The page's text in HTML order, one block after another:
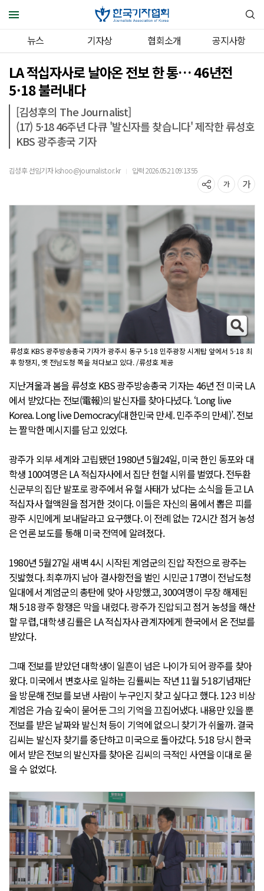
뉴스 기자상 협회소개 공지사항
LA 적십자사로 날아온 전보 한 통… 46년전
5·18 불러내다
[김성후의 The Journalist]
(17) 5·18 46주년 다큐 '발신자를 찾습니다' 제작한 류성호
KBS 광주총국 기자
김성후 선임기자 kshoo@journalist.or.kr ｜ 입력 2026.05.21 09:13:55
류성호 KBS 광주방송총국 기자가 광주시 동구 5·18 민주광장 시계탑 앞에서 5·18 최
후 항쟁지, 옛 전남도청 쪽을 쳐다보고 있다. /류성호 제공
지난겨울과 봄을 류성호 KBS 광주방송총국 기자는 46년 전 미국 LA
에서 받았다는 전보(電報)의 발신자를 찾아다녔다. ‘Long live
Korea. Long live Democracy(대한민국 만세. 민주주의 만세)’. 전보
는 짤막한 메시지를 담고 있었다.
광주가 외부 세계와 고립됐던 1980년 5월24일, 미국 한인 동포와 대
학생 100여명은 LA 적십자사에서 집단 헌혈 시위를 벌였다. 전두환
신군부의 집단 발포로 광주에서 유혈 사태가 났다는 소식을 듣고 LA
적십자사 혈액원을 점거한 것이다. 이들은 자신의 몸에서 뽑은 피를
광주 시민에게 보내달라고 요구했다. 이 전례 없는 72시간 점거 농성
은 언론 보도를 통해 미국 전역에 알려졌다.
1980년 5월27일 새벽 4시 시작된 계엄군의 진압 작전으로 광주는
짓밟혔다. 최후까지 남아 결사항전을 벌인 시민군 17명이 전남도청
일대에서 계엄군의 총탄에 맞아 사망했고, 300여명이 무장 해제된
채 5·18 광주 항쟁은 막을 내렸다. 광주가 진압되고 점거 농성을 해산
할 무렵, 대학생 김률은 LA 적십자사 관계자에게 한국에서 온 전보를
받았다.
그때 전보를 받았던 대학생이 일흔이 넘은 나이가 되어 광주를 찾아
왔다. 미국에서 변호사로 일하는 김률씨는 작년 11월 5·18기념재단
을 방문해 전보를 보낸 사람이 누구인지 찾고 싶다고 했다. 12·3 비상
계엄은 가슴 깊숙이 묻어둔 그의 기억을 끄집어냈다. 내용만 있을 뿐
전보를 받은 날짜와 발신처 등이 기억에 없으니 찾기가 쉬울까. 결국
김씨는 발신자 찾기를 중단하고 미국으로 돌아갔다. 5·18 당시 한국
에서 받은 전보의 발신자를 찾아온 김씨의 극적인 사연을 이대로 묻
을 수 없었다.